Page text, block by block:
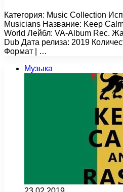
Категория: Music Collection
Musicians Название: Keep
World Лейбл: VA-Album Rec.
Dub Дата релиза: 2019
Формат | …
Музыка